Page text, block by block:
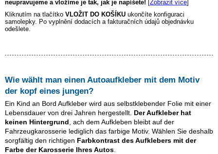
neupravujeme a vložíme je tak, jak je napíšete! Zobrazit více
Kliknutím na tlačítko VLOŽIT DO KOŠÍKU ukončíte konfiguraci
samolepky. Po vyplnění dodacích a fakturačních údajů objednávku
odešlete.
Wie wählt man einen Autoaufkleber mit dem Motiv
der kopf eines jungen?
Ein Kind an Bord Aufkleber wird aus selbstklebender Folie mit einer
Lebensdauer von drei Jahren hergestellt. Der Aufkleber hat
keinen Hintergrund , ach dem Aufkleben bleibt auf der
Fahrzeugkarosserie lediglich das farbige Motiv. Wählen Sie deshalb
sorgfältig den richtigen Farbkontrast des Aufklebers mit der
Farbe der Karosserie Ihres Autos